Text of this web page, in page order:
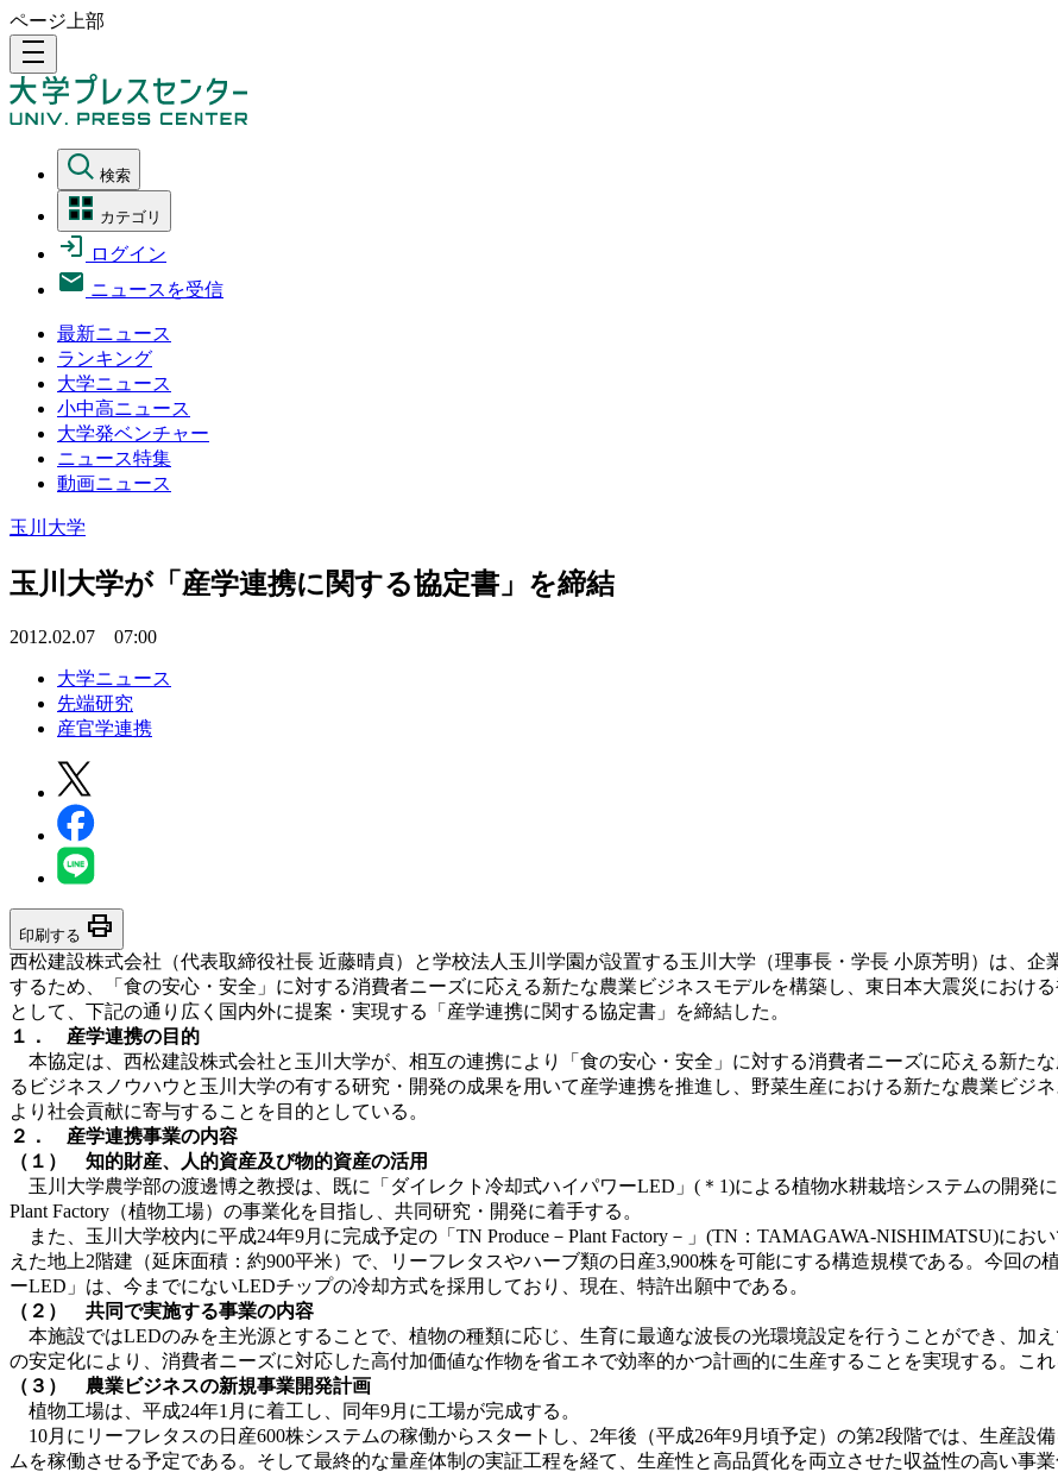
ページ上部
density_medium
検索
カテゴリ
ログイン
ニュースを受信
最新ニュース
ランキング
大学ニュース
小中高ニュース
大学発ベンチャー
ニュース特集
動画ニュース
玉川大学
玉川大学が「産学連携に関する協定書」を締結
2012.02.07 07:00
大学ニュース
先端研究
産官学連携
印刷する print
西松建設株式会社（代表取締役社長 近藤晴貞）と学校法人玉川学園が設置する玉川大学（理事長・学長 小原芳明）は、
するため、「食の安心・安全」に対する消費者ニーズに応える新たな農業ビジネスモデルを構築し、東日本大震災におけ
として、下記の通り広く国内外に提案・実現する「産学連携に関する協定書」を締結した。
１． 産学連携の目的
本協定は、西松建設株式会社と玉川大学が、相互の連携により「食の安心・安全」に対する消費者ニーズに応える新た
るビジネスノウハウと玉川大学の有する研究・開発の成果を用いて産学連携を推進し、野菜生産における新たな農業ビジ
より社会貢献に寄与することを目的としている。
２． 産学連携事業の内容
（１） 知的財産、人的資産及び物的資産の活用
玉川大学農学部の渡邊博之教授は、既に「ダイレクト冷却式ハイパワーLED」(＊1)による植物水耕栽培システムの開発
Plant Factory（植物工場）の事業化を目指し、共同研究・開発に着手する。
また、玉川大学校内に平成24年9月に完成予定の「TN Produce－Plant Factory－」(TN：TAMAGAWA-NISHIMATSU)に
えた地上2階建（延床面積：約900平米）で、リーフレタスやハーブ類の日産3,900株を可能にする構造規模である。今回
ーLED」は、今までにないLEDチップの冷却方式を採用しており、現在、特許出願中である。
（２） 共同で実施する事業の内容
本施設ではLEDのみを主光源とすることで、植物の種類に応じ、生育に最適な波長の光環境設定を行うことができ、加
の安定化により、消費者ニーズに対応した高付加価値な作物を省エネで効率的かつ計画的に生産することを実現する。こ
（３） 農業ビジネスの新規事業開発計画
植物工場は、平成24年1月に着工し、同年9月に工場が完成する。
10月にリーフレタスの日産600株システムの稼働からスタートし、2年後（平成26年9月頃予定）の第2段階では、生産設
ムを稼働させる予定である。そして最終的な量産体制の実証工程を経て、生産性と高品質化を両立させた収益性の高い事